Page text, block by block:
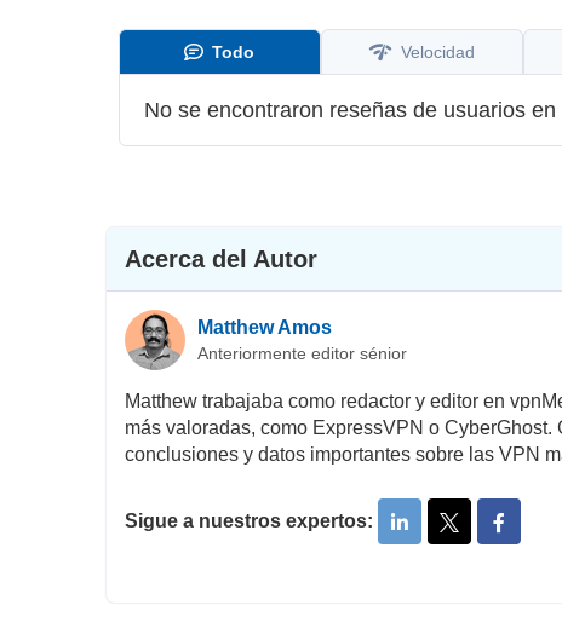
Todo Velocidad
No se encontraron reseñas de usuarios
Acerca del Autor
Matthew Amos
Anteriormente editor sénior
Matthew trabajaba como redactor y editor en
más valoradas, como ExpressVPN o
conclusiones y datos importantes sobre las VPN
Sigue a nuestros expertos: